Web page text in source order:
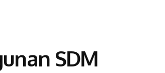
SDM